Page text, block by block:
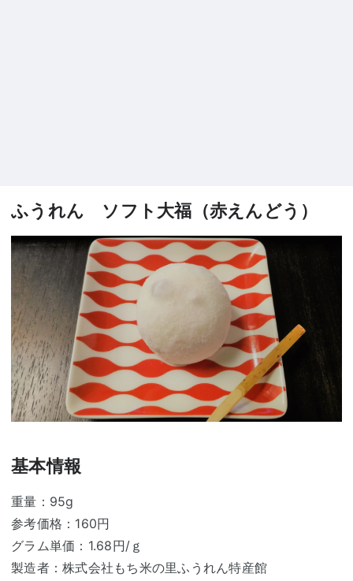
ふうれん ソフト大福（赤えんどう）
基本情報
重量：95g
参考価格：160円
グラム単価：1.68円/ｇ
製造者：株式会社もち米の里ふうれん特産館